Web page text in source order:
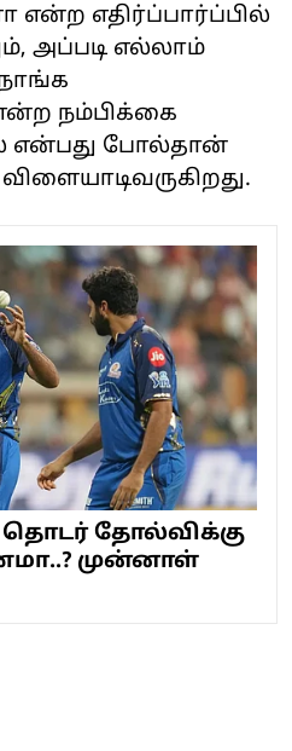
என்ற எதிர்ப்பார்ப்பில்
அப்படி எல்லாம்
நம்பிக்கை
என்பது போல்தான்
தொடர் தோல்விக்கு
முன்னாள்